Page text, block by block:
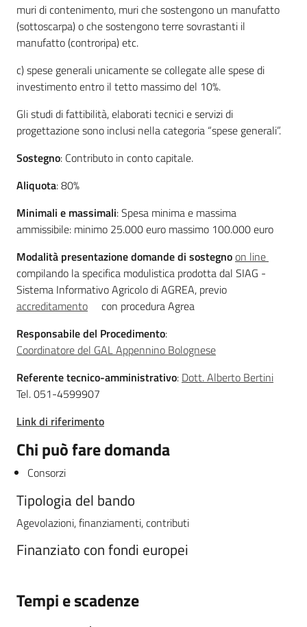
muri di contenimento, muri che sostengono un manufatto
(sottoscarpa) o che sostengono terre sovrastanti il
manufatto (controripa) etc.
c) spese generali unicamente se collegate alle spese di
investimento entro il tetto massimo del 10%.
Gli studi di fattibilità, elaborati tecnici e servizi di
progettazione sono inclusi nella categoria “spese generali”.
Sostegno: Contributo in conto capitale.
Aliquota: 80%
Minimali e massimali: Spesa minima e massima
ammissibile: minimo 25.000 euro massimo 100.000 euro
Modalità presentazione domande di sostegnoon line
compilando la specifica modulistica prodotta dal SIAG -
Sistema Informativo Agricolo di AGREA, previo
accreditamento
con procedura Agrea
Responsabile del Procedimento:
Coordinatore del GAL Appennino Bolognese
Referente tecnico-amministrativo: Dott. Alberto Bertini
Tel. 051-4599907
Link di riferimento
Chi può fare domanda
Consorzi
Tipologia del bando
Agevolazioni, finanziamenti, contributi
Finanziato con fondi europei
Tempi e scadenze